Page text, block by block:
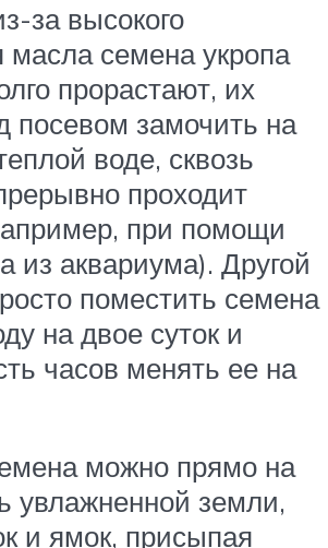
за высокого
масла семена укропа
прорастают, их
посевом замочить на
воде, сквозь
проходит
при помощи
из аквариума). Другой
поместить семена
на двое суток и
часов менять ее на
можно прямо на
увлажненной земли,
и ямок, присыпая